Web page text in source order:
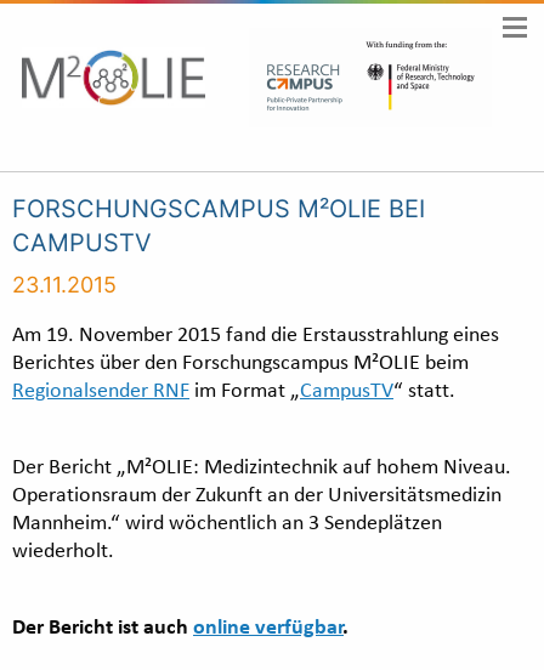
FORSCHUNGSCAMPUS M²OLIE BEI
CAMPUSTV
23.11.2015
Am 19. November 2015 fand die Erstausstrahlung eines
Berichtes über den Forschungscampus M²OLIE beim
Regionalsender RNF im Format „CampusTV“ statt.
Der Bericht „M²OLIE: Medizintechnik auf hohem Niveau.
Operationsraum der Zukunft an der Universitätsmedizin
Mannheim.“ wird wöchentlich an 3 Sendeplätzen
wiederholt.
Der Bericht ist auch online verfügbar.